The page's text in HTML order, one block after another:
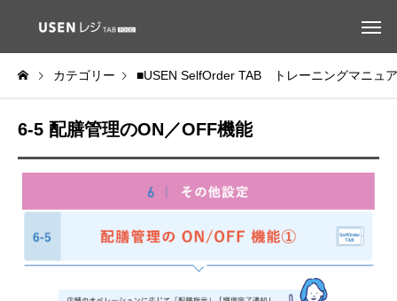
カテゴリー ■USEN SelfOrder TAB トレーニングマニュ
6-5 配膳管理のON／OFF機能